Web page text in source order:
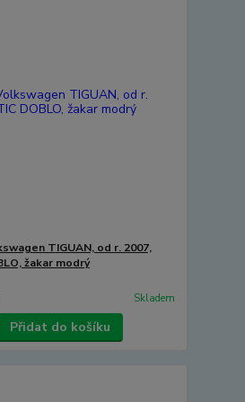
TIGUAN, od r. 2007,
žakar modrý
Skladem
Přidat do košíku